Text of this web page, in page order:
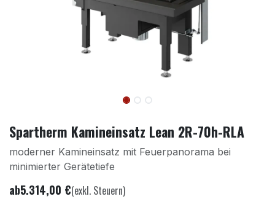
Spartherm Kamineinsatz Lean 2R-70h-RLA
moderner Kamineinsatz mit Feuerpanorama bei
minimierter Gerätetiefe
ab5.314,00 €(exkl. Steuern)